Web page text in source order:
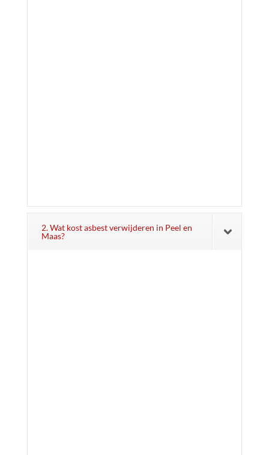
2. Wat kost asbest verwijderen in Peel en
Maas?